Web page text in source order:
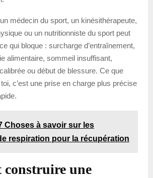
médecin du sport, un kinésithérapeute,
ou un nutritionniste du sport peut
qui bloque : surcharge d’entraînement,
alimentaire, sommeil insuffisant,
ou début de blessure. Ce que
c’est une prise en charge plus précise
Choses à savoir sur les
respiration pour la récupération
construire une